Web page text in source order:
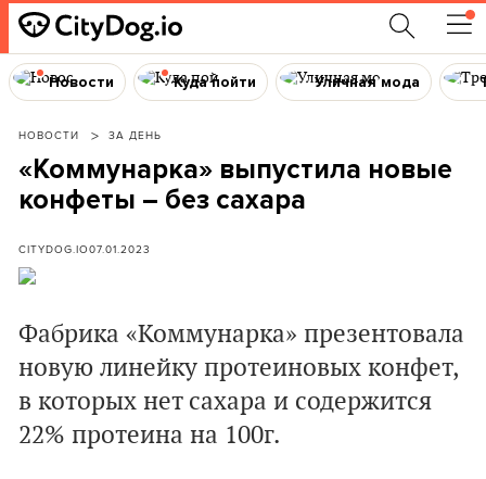
Новости Куда пойти Уличная мода
НОВОСТИ ЗА ДЕНЬ
«Коммунарка» выпустила новые
конфеты – без сахара
CITYDOG.IO07.01.2023
Фабрика «Коммунарка» презентовала
новую линейку протеиновых конфет,
в которых нет сахара и содержится
22% протеина на 100г.